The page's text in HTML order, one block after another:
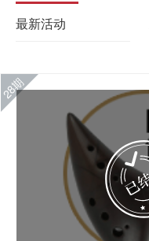
最新活动
期